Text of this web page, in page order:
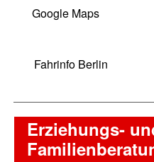
Google Maps
Fahrinfo Berlin
Erziehungs-